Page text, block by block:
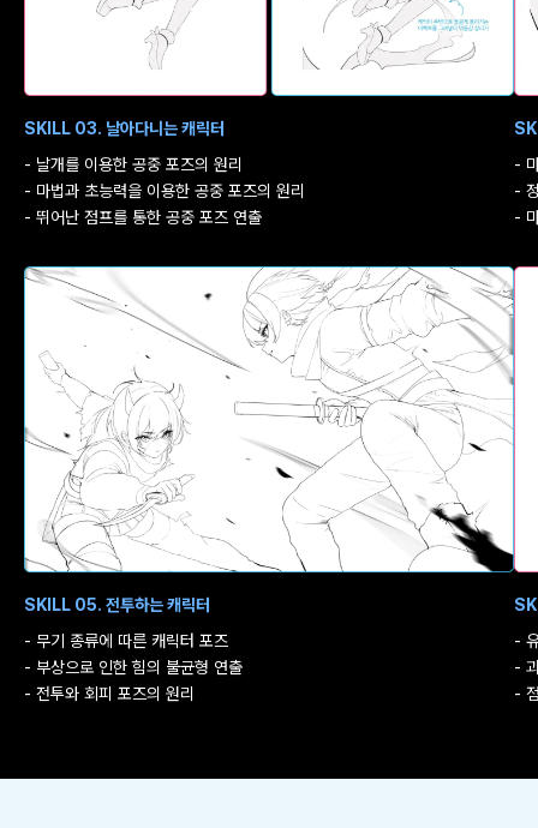
SKILL 03. 날아다니는 캐릭터
- 날개를 이용한 공중 포즈의 원리
- 마법과 초능력을 이용한 공중 포즈의 원리
- 뛰어난 점프를 통한 공중 포즈 연출
-
-
-
SKILL 05. 전투하는 캐릭터
- 무기 종류에 따른 캐릭터 포즈
- 부상으로 인한 힘의 불균형 연출
- 전투와 회피 포즈의 원리
-
-
-